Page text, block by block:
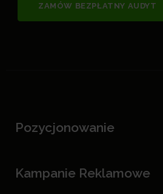
ZAMÓW BEZPŁATNY AUDYT
Pozycjonowanie
Kampanie Reklamowe